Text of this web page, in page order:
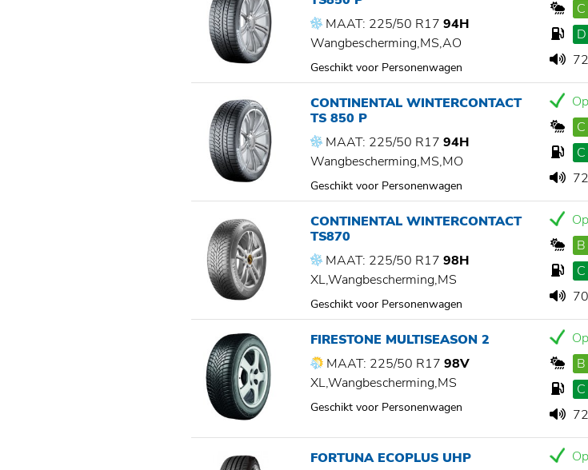
MAAT: 225/50 R1794H
Wangbescherming,MS,AO
Geschikt voor Personenwagen
C
D
CONTINENTAL WINTERCONTACT
TS 850 P
MAAT: 225/50 R1794H
Wangbescherming,MS,MO
Geschikt voor Personenwagen
C
C
CONTINENTAL WINTERCONTACT
TS870
MAAT: 225/50 R1798H
XL,Wangbescherming,MS
Geschikt voor Personenwagen
B
C
FIRESTONE MULTISEASON 2
MAAT: 225/50 R1798V
XL,Wangbescherming,MS
Geschikt voor Personenwagen
B
C
FORTUNA ECOPLUS UHP